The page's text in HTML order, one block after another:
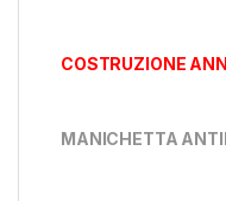
COSTRUZIONE
MANICHETTA